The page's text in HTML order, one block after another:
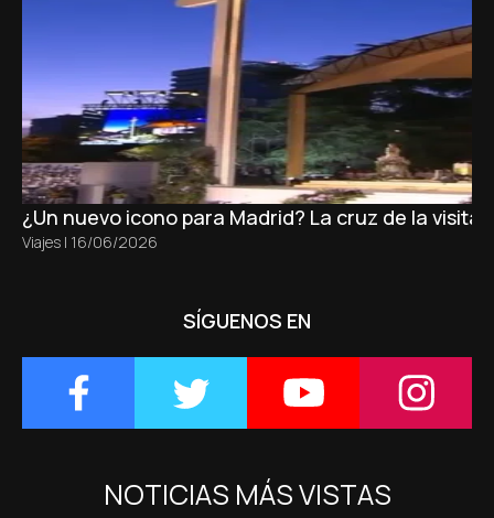
¿Un nuevo icono para Madrid? La cruz de la visita
Viajes | 16/06/2026
SÍGUENOS EN
NOTICIAS MÁS VISTAS